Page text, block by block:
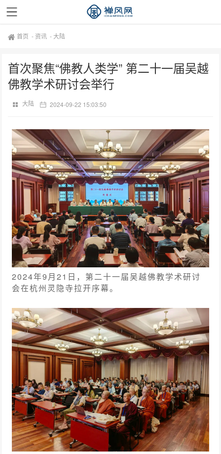
首页 - 资讯 -大陆
首次聚焦“佛教人类学” 第二十一届吴越
佛教学术研讨会举行
大陆 2024-09-22 15:03:50
2024年9月21日，第二十一届吴越佛教学术研讨
会在杭州灵隐寺拉开序幕。